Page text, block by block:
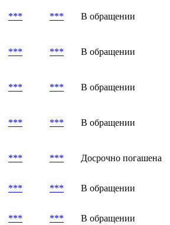
*** *** В обращении
*** *** В обращении
*** *** В обращении
*** *** В обращении
*** *** Досрочно погашена
*** ***
В обращении
*** *** В обращении